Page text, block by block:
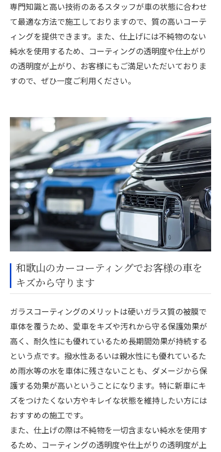
専門知識と高い技術のあるスタッフが車の状態に合わせ
て最適な方法で施工しておりますので、質の高いコーテ
ィングを提供できます。また、仕上げには不純物のない
純水を使用するため、コーティングの透明度や仕上がり
の透明度が上がり、お客様にもご満足いただいておりま
すので、ぜひ一度ご利用ください。
和歌山のカーコーティングでお客様の車を
キズから守ります
ガラスコーティングのメリットは硬いガラス質の被膜で
車体を覆うため、愛車をキズや汚れから守る保護効果が
高く、耐久性にも優れているため長期間効果が持続する
という点です。撥水性あるいは親水性にも優れているた
め雨水等の水を車体に残さないことも、ダメージから保
護する効果が高いということになります。特に新車にキ
ズをつけたくない方やキレイな状態を維持したい方には
おすすめの施工です。
また、仕上げの際は不純物を一切含まない純水を使用す
るため、コーティングの透明度や仕上がりの透明度が上